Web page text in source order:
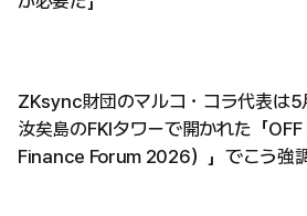
ZKsync財団のマルコ・コラ代表は5
汝矣島のFKIタワーで開かれた「
Finance Forum 2026）」でこう強調